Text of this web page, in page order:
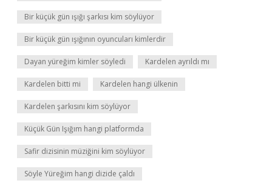
Bir küçük gün ışığı şarkısı kim söylüyor
Bir küçük gün ışığının oyuncuları kimlerdir
Dayan yüreğim kimler söyledi Kardelen ayrıldı mı
Kardelen bitti mi Kardelen hangi ülkenin
Kardelen şarkısını kim söylüyor
Küçük Gün Işığım hangi platformda
Safir dizisinin müziğini kim söylüyor
Söyle Yüreğim hangi dizide çaldı